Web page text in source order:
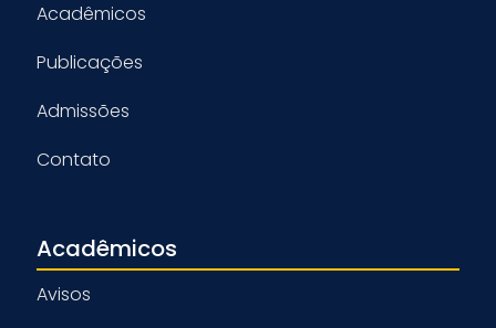
Acadêmicos
Publicações
Admissões
Contato
Acadêmicos
Avisos